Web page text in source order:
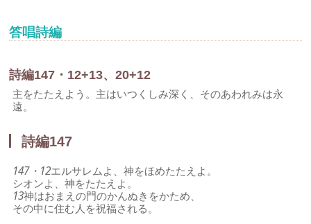
答唱詩編
詩編147・12+13、20+12
主をたたえよう。主はいつくしみ深く、そのあわれみは永
遠。
詩編147
147・12エルサレムよ、神をほめたたえよ。
シオンよ、神をたたえよ。
13神はおまえの門のかんぬきをかため、
その中に住む人を祝福される。